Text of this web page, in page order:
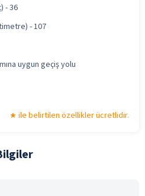
- 36
- 107
uygun geçiş yolu
ile belirtilen özellikler ücretlidir.